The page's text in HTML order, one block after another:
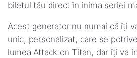
biletul tău direct în inima seriei
Acest generator nu numai că îți
unic, personalizat, care se
lumea Attack on Titan, dar îți va